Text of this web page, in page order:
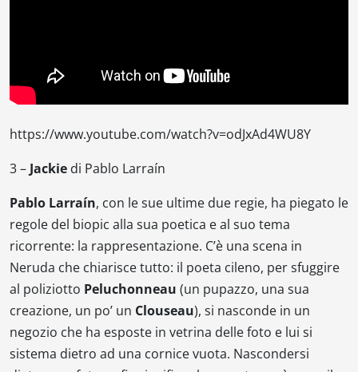
https://www.youtube.com/watch?v=odJxAd4WU8Y
3 – Jackie di Pablo Larraín
Pablo Larraín, con le sue ultime due regie, ha piegato le
regole del biopic alla sua poetica e al suo tema
ricorrente: la rappresentazione. C’è una scena in
Neruda che chiarisce tutto: il poeta cileno, per sfuggire
al poliziotto Peluchonneau (un pupazzo, una sua
creazione, un po’ un Clouseau), si nasconde in un
negozio che ha esposte in vetrina delle foto e lui si
sistema dietro ad una cornice vuota. Nascondersi